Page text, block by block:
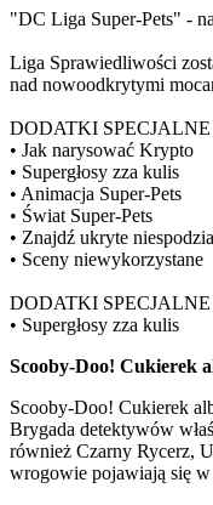
"DC Liga Super-Pets" -
Liga Sprawiedliwości
nad nowoodkrytymi
DODATKI
• Jak narysować Krypto
• Supergłosy zza kulis
• Animacja Super-Pets
• Świat Super-Pets
• Znajdź ukryte
• Sceny niewykorzystane
DODATKI
• Supergłosy zza kulis
Scooby-Doo! Cukierek
Scooby-Doo! Cukierek
Brygada detektywów
również Czarny Rycerz,
wrogowie pojawiają się